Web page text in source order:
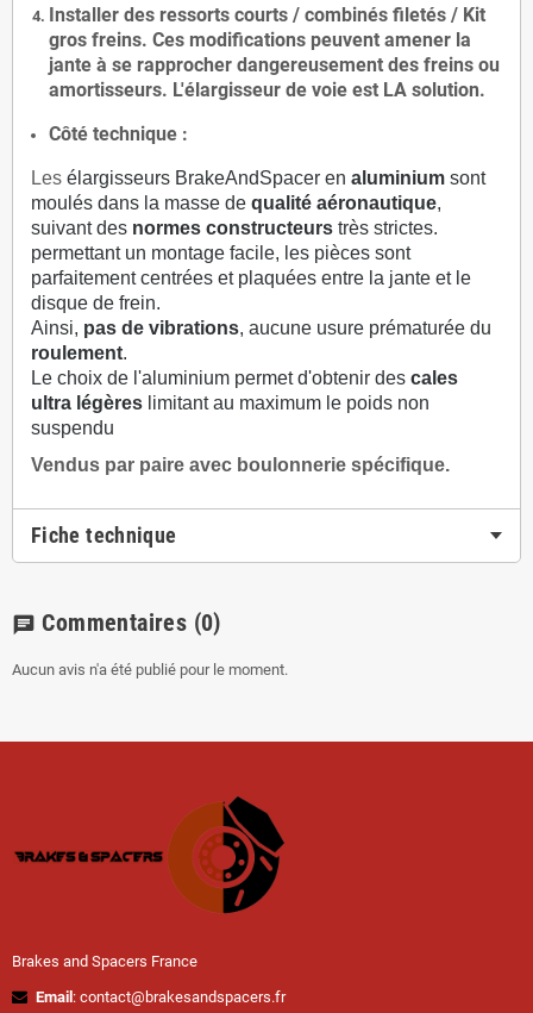
Installer des ressorts courts / combinés filetés / Kit
gros freins. Ces modifications peuvent amener la
jante à se rapprocher dangereusement des freins ou
amortisseurs. L'élargisseur de voie est LA solution.
Côté technique :
Les élargisseurs BrakeAndSpacer en aluminium sont
moulés dans la masse de qualité aéronautique,
suivant des normes constructeurs très strictes.
permettant un montage facile, les pièces sont
parfaitement centrées et plaquées entre la jante et le
disque de frein.
Ainsi, pas de vibrations, aucune usure prématurée du
roulement.
Le choix de l'aluminium permet d'obtenir des cales
ultra légères limitant au maximum le poids non
suspendu
Vendus par paire avec boulonnerie spécifique.
Fiche technique
chat Commentaires (0)
Aucun avis n'a été publié pour le moment.
Brakes and Spacers France
Email : contact@brakesandspacers.fr